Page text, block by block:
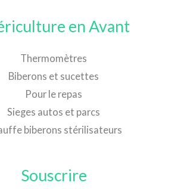
en Avant
Thermomètres
Biberons et sucettes
Pour le repas
Sieges autos et parcs
biberons stérilisateurs
Souscrire